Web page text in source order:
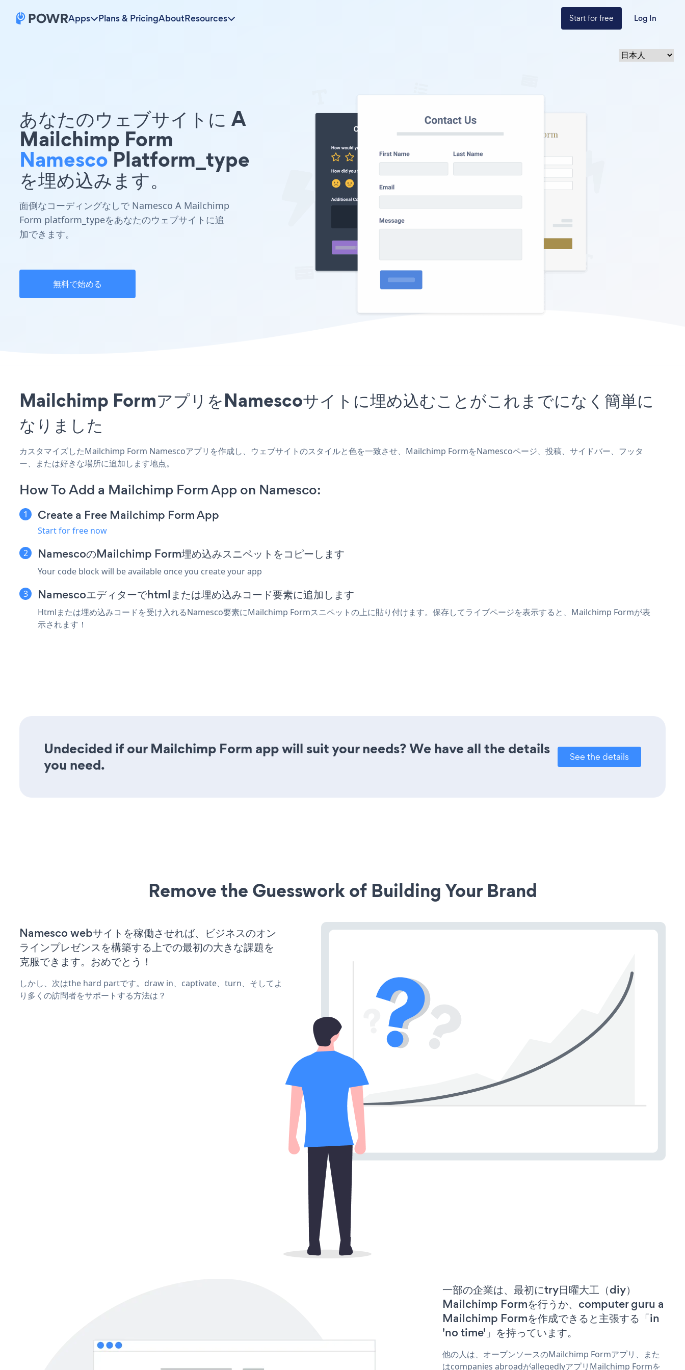
Apps Plans & PricingAboutResources Start for free Log In
あなたのウェブサイトに A
Mailchimp Form
NamescoPlatform_type
を埋め込みます。
面倒なコーディングなしで Namesco A Mailchimp
Form platform_typeをあなたのウェブサイトに追
加できます。
無料で始める
Mailchimp FormアプリをNamescoサイトに埋め込むことがこれまでになく簡単に
なりました
カスタマイズしたMailchimp Form Namescoアプリを作成し、ウェブサイトのスタイルと色を一致させ、Mailchimp FormをNamescoページ、投稿、サイドバー、フッタ
ー、または好きな場所に追加します地点。
How To Add a Mailchimp Form App on Namesco:
Create a Free Mailchimp Form App
Start for free now
NamescoのMailchimp Form埋め込みスニペットをコピーします
Your code block will be available once you create your app
Namescoエディターでhtmlまたは埋め込みコード要素に追加します
Htmlまたは埋め込みコードを受け入れるNamesco要素にMailchimp Formスニペットの上に貼り付けます。保存してライブページを表示すると、Mailchimp Formが表
示されます！
Undecided if our Mailchimp Form app will suit your needs? We have all the details
you need.
See the details
Remove the Guesswork of Building Your Brand
Namesco webサイトを稼働させれば、ビジネスのオン
ラインプレゼンスを構築する上での最初の大きな課題を
克服できます。おめでとう！
しかし、次はthe hard partです。draw in、captivate、turn、そしてよ
り多くの訪問者をサポートする方法は？
一部の企業は、最初にtry日曜大工（diy）
Mailchimp Formを行うか、computer guru a
Mailchimp Formを作成できると主張する「in
'no time'」を持っています。
他の人は、オープンソースのMailchimp Formアプリ、また
はcompanies abroadがallegedlyアプリMailchimp Formを